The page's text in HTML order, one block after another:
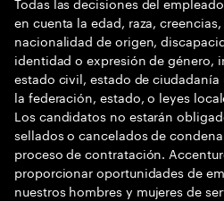
en cuenta la edad, raza,
nacionalidad de origen,
identidad o expresión de género,
estado civil, estado de
la federación, estado, o leyes
Los candidatos no estarán
sellados o cancelados de
proceso de contratación.
proporcionar oportunidades de
nuestros hombres y mujeres de